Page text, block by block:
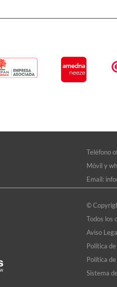
Teléfono
Móvil y
Email:
©
Todos los
Aviso
Política
Política
Sistema